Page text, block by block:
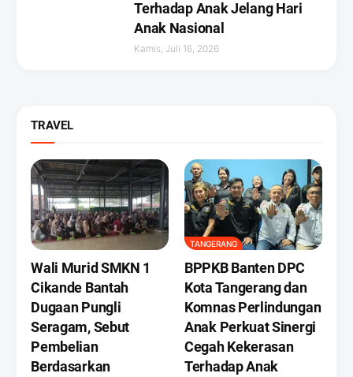
Terhadap Anak Jelang Hari
Anak Nasional
Kamis, Juli 16, 2026
TRAVEL
Wali Murid SMKN 1
Cikande Bantah
Dugaan Pungli
Seragam, Sebut
Pembelian
Berdasarkan
TANGERANG
BPPKB Banten DPC
Kota Tangerang dan
Komnas Perlindungan
Anak Perkuat Sinergi
Cegah Kekerasan
Terhadap Anak